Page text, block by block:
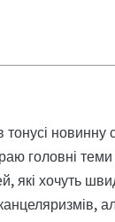
новинну
головні
які хочуть